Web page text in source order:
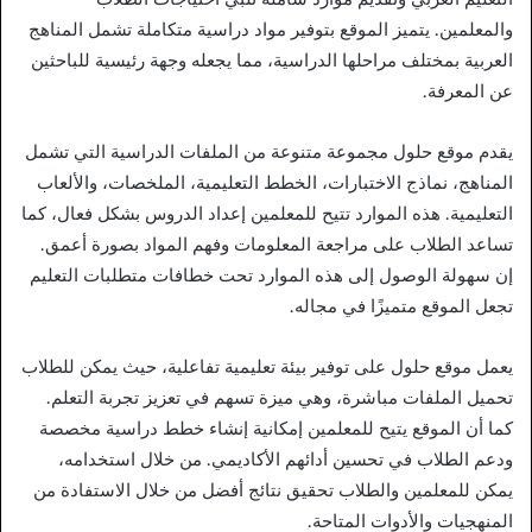
والمعلمين. يتميز الموقع بتوفير مواد دراسية متكاملة تشمل المناهج
العربية بمختلف مراحلها الدراسية، مما يجعله وجهة رئيسية للباحثين
عن المعرفة.
يقدم موقع حلول مجموعة متنوعة من الملفات الدراسية التي تشمل
المناهج، نماذج الاختبارات، الخطط التعليمية، الملخصات، والألعاب
التعليمية. هذه الموارد تتيح للمعلمين إعداد الدروس بشكل فعال، كما
تساعد الطلاب على مراجعة المعلومات وفهم المواد بصورة أعمق.
إن سهولة الوصول إلى هذه الموارد تحت خطافات متطلبات التعليم
تجعل الموقع متميزًا في مجاله.
يعمل موقع حلول على توفير بيئة تعليمية تفاعلية، حيث يمكن للطلاب
تحميل الملفات مباشرة، وهي ميزة تسهم في تعزيز تجربة التعلم.
كما أن الموقع يتيح للمعلمين إمكانية إنشاء خطط دراسية مخصصة
ودعم الطلاب في تحسين أدائهم الأكاديمي. من خلال استخدامه،
يمكن للمعلمين والطلاب تحقيق نتائج أفضل من خلال الاستفادة من
المنهجيات والأدوات المتاحة.